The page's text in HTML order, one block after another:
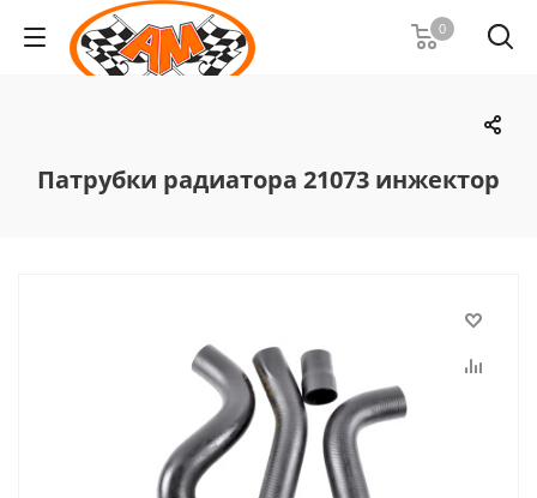
0
Патрубки радиатора 21073 инжектор